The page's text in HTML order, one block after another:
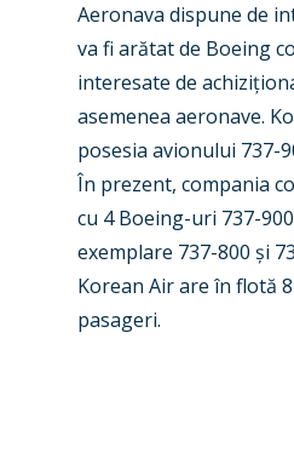
Aeronava dispune de
va fi arătat de Boeing
interesate de
asemenea aeronave.
posesia avionului 737-
În prezent, compania
cu 4 Boeing-uri 737-
exemplare 737-800 și
Korean Air are în flotă
pasageri.